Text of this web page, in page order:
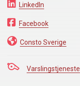
LinkedIn
Facebook
Consto Sverige
Varslingstjeneste